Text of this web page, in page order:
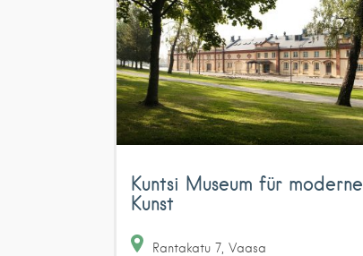
Kuntsi Museum für moderne
Kunst
Rantakatu 7 Vaasa